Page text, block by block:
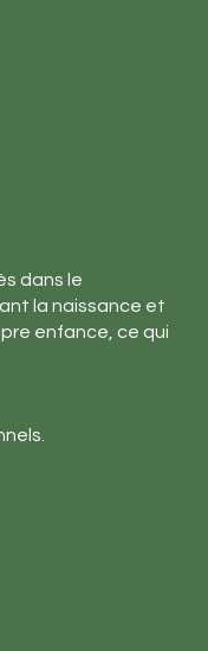
dans le
la naissance et
enfance, ce qui